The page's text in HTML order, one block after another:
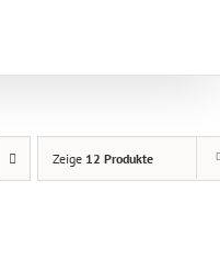
Zeige 12 Produkte